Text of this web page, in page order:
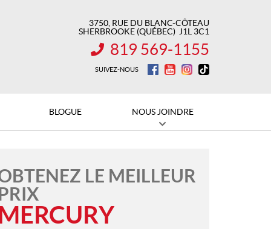
3750, RUE DU BLANC-CÔTEAU
SHERBROOKE (QUÉBEC) J1L 3C1
INFORMATION :
819 569-1155
SUIVEZ-NOUS
BLOGUE NOUS JOINDRE
LE MEILLEUR
MERCURY